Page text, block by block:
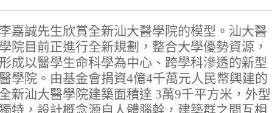
嘉誠先生欣賞全新汕大醫學院的模型。汕大醫
院目前正進行全新規劃，整合大學優勢資源，
成以醫學生命科學為中心、跨學科滲透的新型
學院。由基金會捐資4億4千萬元人民幣興建的
新汕大醫學院建築面積達 3萬9千平方米，外型
特，設計概念源自人體腦幹，建築群之間互相